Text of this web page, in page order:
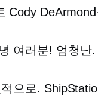
Cody
여러분! 엄청난
으로.